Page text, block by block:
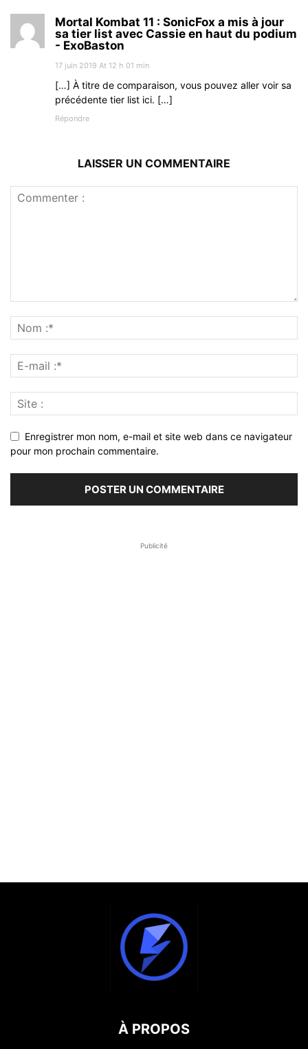
Mortal Kombat 11 : SonicFox a mis à jour
sa tier list avec Cassie en haut du podium
- ExoBaston
17 juin 2019 At 12 h 01 min
[…] À titre de comparaison, vous pouvez aller voir sa
précédente tier list ici. […]
Répondre
LAISSER UN COMMENTAIRE
Enregistrer mon nom, e-mail et site web dans ce navigateur
pour mon prochain commentaire.
Publicité
À PROPOS